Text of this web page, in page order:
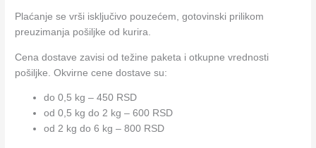
Plaćanje se vrši isključivo pouzećem, gotovinski prilikom
preuzimanja pošiljke od kurira.
Cena dostave zavisi od težine paketa i otkupne vrednosti
pošiljke. Okvirne cene dostave su:
do 0,5 kg – 450 RSD
od 0,5 kg do 2 kg – 600 RSD
od 2 kg do 6 kg – 800 RSD